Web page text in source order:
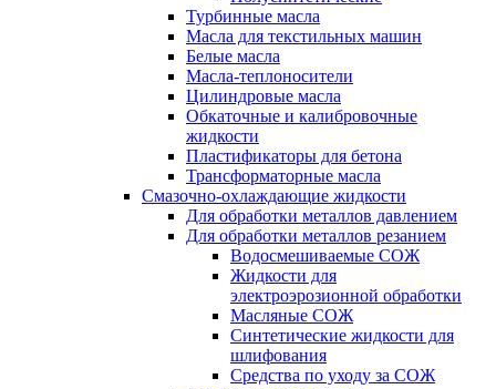
Турбинные масла
Масла для текстильных машин
Белые масла
Масла-теплоносители
Цилиндровые масла
Обкаточные и калибровочные
жидкости
Пластификаторы для бетона
Трансформаторные масла
Смазочно-охлаждающие жидкости
Для обработки металлов давлением
Для обработки металлов резанием
Водосмешиваемые СОЖ
Жидкости для
электроэрозионной обработки
Масляные СОЖ
Синтетические жидкости для
шлифования
Средства по уходу за СОЖ